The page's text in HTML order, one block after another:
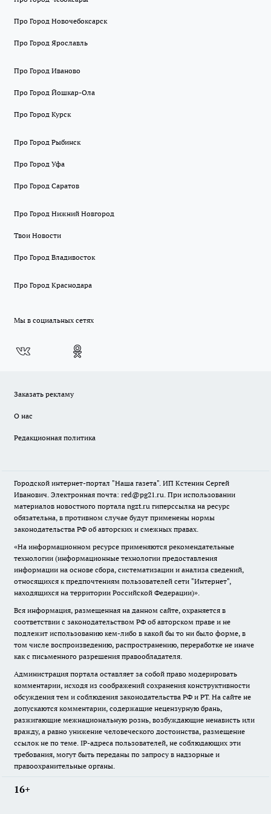
Про Город Новочебоксарск
Про Город Ярославль
Про Город Иваново
Про Город Йошкар-Ола
Про Город Курск
Про Город Рыбинск
Про Город Уфа
Про Город Саратов
Про Город Нижний Новгород
Твои Новости
Про Город Владивосток
Про Город Краснодара
Мы в социальных сетях
Заказать рекламу
О нас
Редакционная политика
Городской интернет-портал "Наша газета". ИП Кстенин Сергей
Иванович. Электронная почта: red@pg21.ru. При использовании
материалов новостного портала ngzt.ru гиперссылка на ресурс
обязательна, в противном случае будут применены нормы
законодательства РФ об авторских и смежных правах.
«На информационном ресурсе применяются рекомендательные
технологии (информационные технологии предоставления
информации на основе сбора, систематизации и анализа сведений,
относящихся к предпочтениям пользователей сети "Интернет",
находящихся на территории Российской Федерации)».
Вся информация, размещенная на данном сайте, охраняется в
соответствии с законодательством РФ об авторском праве и не
подлежит использованию кем-либо в какой бы то ни было форме, в
том числе воспроизведению, распространению, переработке не иначе
как с письменного разрешения правообладателя.
Администрация портала оставляет за собой право модерировать
комментарии, исходя из соображений сохранения конструктивности
обсуждения тем и соблюдения законодательства РФ и РТ. На сайте не
допускаются комментарии, содержащие нецензурную брань,
разжигающие межнациональную рознь, возбуждающие ненависть или
вражду, а равно унижение человеческого достоинства, размещение
ссылок не по теме. IP-адреса пользователей, не соблюдающих эти
требования, могут быть переданы по запросу в надзорные и
правоохранительные органы.
16+